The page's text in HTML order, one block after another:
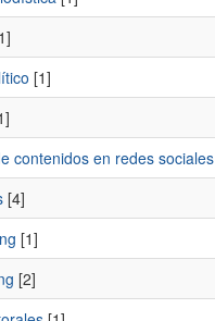
[1]
contenidos en redes sociales
[4]
[1]
[2]